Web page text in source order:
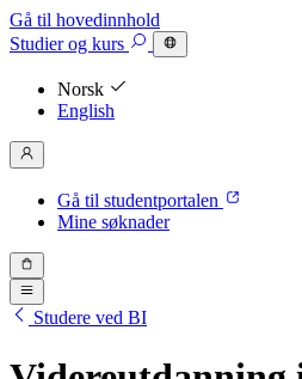
Gå til hovedinnhold
Studierog kurs
Norsk
English
Gå til studentportalen
Mine søknader
Studere ved BI